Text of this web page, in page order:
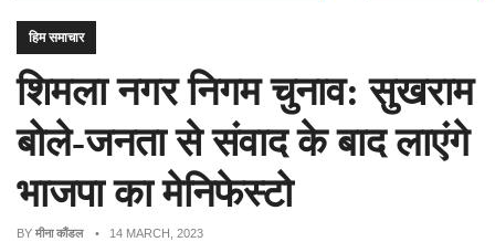
हिम समाचार
शिमला नगर निगम चुनाव: सुखराम
बोले-जनता से संवाद के बाद लाएंगे
भाजपा का मेनिफेस्टो
BY मीना कौंडल • 14 MARCH, 2023